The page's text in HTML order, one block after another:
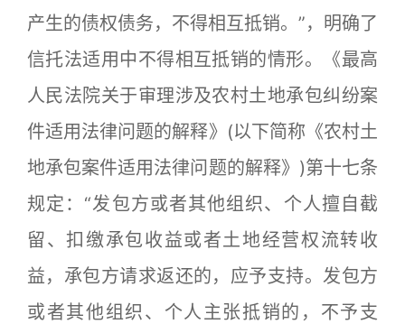
产生的债权债务，不得相互抵销。”，明确了
信托法适用中不得相互抵销的情形。《最高
人民法院关于审理涉及农村土地承包纠纷案
件适用法律问题的解释》(以下简称《农村土
地承包案件适用法律问题的解释》)第十七条
规定：“发包方或者其他组织、个人擅自截
留、扣缴承包收益或者土地经营权流转收
益，承包方请求返还的，应予支持。发包方
或者其他组织、个人主张抵销的，不予支